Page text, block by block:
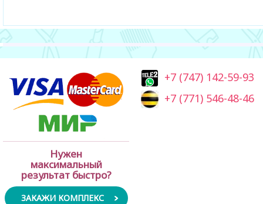
Нужен
максимальный
результат быстро?
ЗАКАЖИ КОМПЛЕКС
+7 (747) 142-59-93
+7 (771) 546-48-46